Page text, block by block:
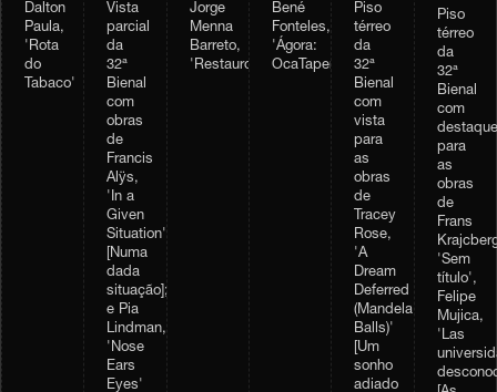
Dalton
Paula,
'Rota
do
Tabaco'
Vista
parcial
da
32ª
Bienal
com
obras
de
Francis
Alÿs,
'In a
Given
Situation'
[Numa
dada
situação];
e Pia
Lindman,
'Nose
Ears
Eyes'
Jorge
Menna
Barreto,
'Restauro'
Bené
Fonteles,
'Ágora:
OcaTaperaTerreiro'
Piso
térreo
da
32ª
Bienal
com
vista
para
as
obras
de
Tracey
Rose,
'A
Dream
Deferred
(Mandela
Balls)'
[Um
sonho
adiado
Piso
térreo
da
32ª
Bienal
com
destaque
para
as
obras
de
Frans
'Sem
título',
Felipe
Mujica,
'Las